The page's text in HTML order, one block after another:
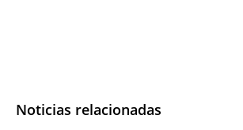
Noticias relacionadas